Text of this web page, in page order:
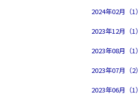
2024年02月（1）
2023年12月（1）
2023年08月（1）
2023年07月（2）
2023年06月（1）